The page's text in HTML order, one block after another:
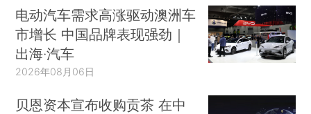
电动汽车需求高涨驱动澳洲车
市增长 中国品牌表现强劲｜
出海·汽车
2026年08月06日
贝恩资本宣布收购贡茶 在中